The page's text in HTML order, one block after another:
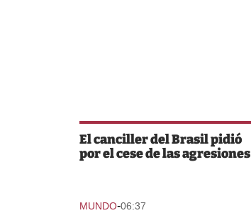
El canciller del Brasil pidió
por el cese de las agresiones
MUNDO-06:37